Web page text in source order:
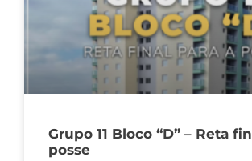
Grupo 11 Bloco “D” – Reta
posse